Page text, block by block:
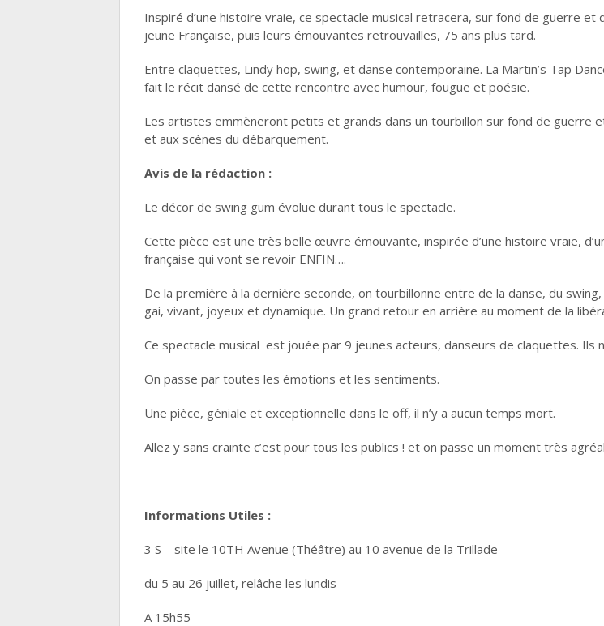
Inspiré d’une histoire vraie, ce spectacle musical retracera, sur fond de guerre
jeune Française, puis leurs émouvantes retrouvailles, 75 ans plus tard.
Entre claquettes, Lindy hop, swing, et danse contemporaine. La Martin’s Tap
fait le récit dansé de cette rencontre avec humour, fougue et poésie.
Les artistes emmèneront petits et grands dans un tourbillon sur fond de guerre
et aux scènes du débarquement.
Avis de la rédaction :
Le décor de swing gum évolue durant tous le spectacle.
Cette pièce est une très belle œuvre émouvante, inspirée d’une histoire vraie,
française qui vont se revoir ENFIN….
De la première à la dernière seconde, on tourbillonne entre de la danse, du
gai, vivant, joyeux et dynamique. Un grand retour en arrière au moment de la
Ce spectacle musical est jouée par 9 jeunes acteurs, danseurs de claquettes.
On passe par toutes les émotions et les sentiments.
Une pièce, géniale et exceptionnelle dans le off, il n’y a aucun temps mort.
Allez y sans crainte c’est pour tous les publics ! et on passe un moment très
Informations Utiles :
3 S – site le 10TH Avenue (Théâtre) au 10 avenue de la Trillade
du 5 au 26 juillet, relâche les lundis
A 15h55